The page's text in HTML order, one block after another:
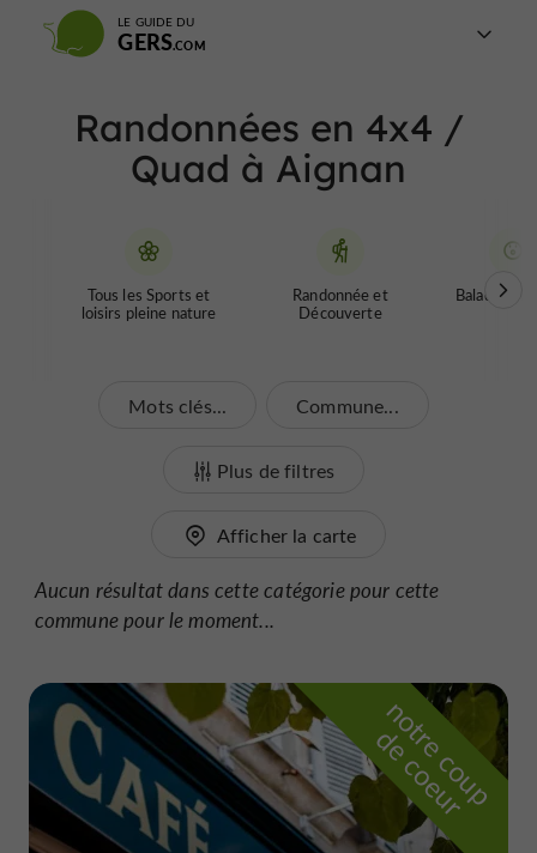
LE GUIDE DU
GERS
Randonnées en 4x4 /
Quad à Aignan
Tous les Sports et
loisirs pleine nature
Randonnée et
Découverte
Balades
Mots clés... Commune...
Plus de filtres
Afficher la carte
Aucun résultat dans cette catégorie pour cette
commune pour le moment...
n
o
t
r
e
c
o
u
p
d
e
c
o
e
u
r